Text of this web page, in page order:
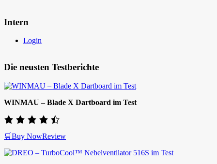
Intern
Login
Die neusten Testberichte
WINMAU – Blade X Dartboard im Test
🛒Buy NowReview